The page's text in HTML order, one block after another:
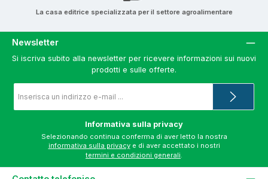
La casa editrice specializzata per il settore agroalimentare
Newsletter
Si iscriva subito alla newsletter per ricevere informazioni sui nuovi
prodotti e sulle offerte.
e-
*
Informativa sulla privacy
informativa sulla privacy
termini e condizioni generali